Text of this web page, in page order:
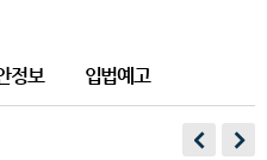
정보 입법예고